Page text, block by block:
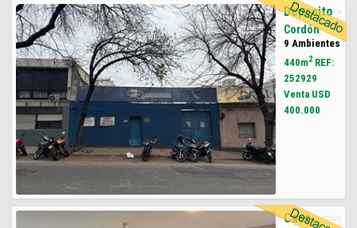
Deposito
Cordón
9 Ambientes
440m2REF:
252929
Venta USD
400.000
Casa